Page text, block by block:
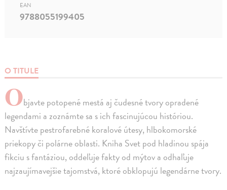
O TITULE
Objavte potopené mestá aj čudesné tvory opradené
legendami a zoznámte sa s ich fascinujúcou históriou.
Navštívte pestrofarebné koralové útesy, hlbokomorské
priekopy či polárne oblasti. Kniha Svet pod hladinou spája
fikciu s fantáziou, oddeľuje fakty od mýtov a odhaľuje
najzaujímavejšie tajomstvá, ktoré obklopujú legendárne tvory.
EAN
9788055199405